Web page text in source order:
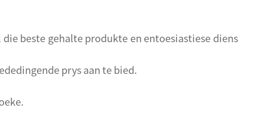
beste gehalte produkte en entoesiastiese diens
prys aan te bied.